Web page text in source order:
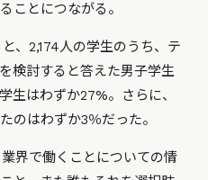
ことにつながる。
、2,174人の学生のうち、テ
検討すると答えた男子学生
生はわずか27%。さらに、
のはわずか3％だった。
界で働くことについての情